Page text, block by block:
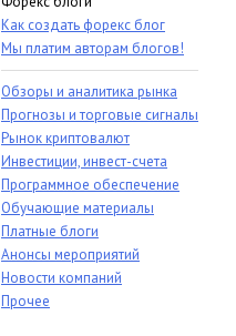
Как создать форекс блог
Мы платим авторам блогов!
Обзоры и аналитика рынка
Прогнозы и торговые сигналы
Рынок криптовалют
Инвестиции, инвест-счета
Программное обеспечение
Обучающие материалы
Платные блоги
Анонсы мероприятий
Новости компаний
Прочее